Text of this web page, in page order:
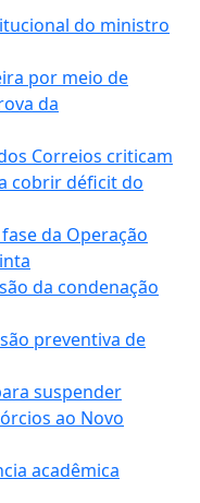
do ministro
por meio de
da
Correios criticam
cobrir déficit do
da Operação
da condenação
preventiva de
suspender
ao Novo
acadêmica